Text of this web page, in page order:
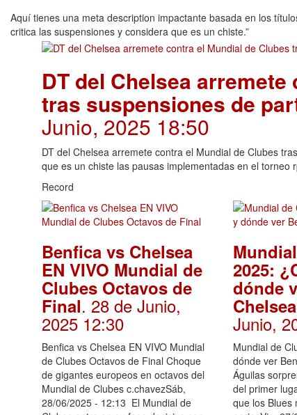
Aquí tienes una meta description impactante basada en los
critica las suspensiones y considera que es un chiste.”
DT del Chelsea
tras suspensiones de
Junio, 2025 18:50
DT del Chelsea arremete contra el Mundial de Clubes
que es un chiste las pausas implementadas en el torneo
Record
Benfica vs Chelsea
EN VIVO Mundial de
Clubes Octavos de
Final. 28 de Junio,
2025 12:30
Benfica vs Chelsea EN VIVO Mundial
de Clubes Octavos de Final Choque
de gigantes europeos en octavos del
Mundial de Clubes c.chavezSáb,
28/06/2025 - 12:13 El Mundial de
2025:
dónde
Junio,
Mundial de
dónde ver
Águilas
del primer
que los Blues